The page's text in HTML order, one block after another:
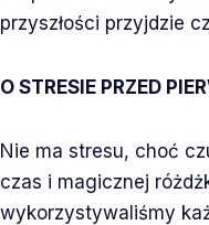
przyszłości przyjdzie
O STRESIE PRZED
Nie ma stresu, choć
czas i magicznej
wykorzystywaliśmy